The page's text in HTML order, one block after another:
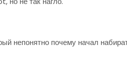
непонятно почему начал